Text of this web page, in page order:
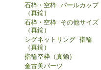
石枠・空枠 パールカップ
（真鍮）
石枠・空枠 その他サイズ
（真鍮）
シグネットリング 指輪
（真鍮）
指輪空枠（真鍮）
金古美パーツ